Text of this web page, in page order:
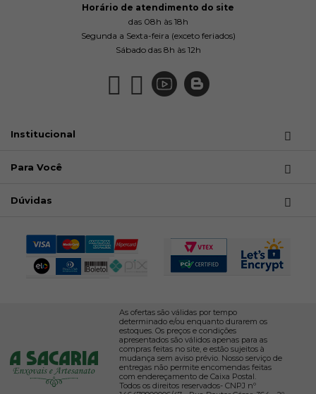
Horário de atendimento do site
das 08h às 18h
Segunda a Sexta-feira (exceto feriados)
Sábado das 8h às 12h
Institucional
Para Você
Dúvidas
As ofertas são válidas por tempo
determinado e/ou enquanto durarem os
estoques. Os preços e condições
apresentados são válidos apenas para as
compras feitas no site, e estão sujeitos à
mudança sem aviso prévio. Nosso serviço de
entregas não permite encomendas feitas
com endereçamento de Caixa Postal.
Todos os direitos reservados- CNPJ nº